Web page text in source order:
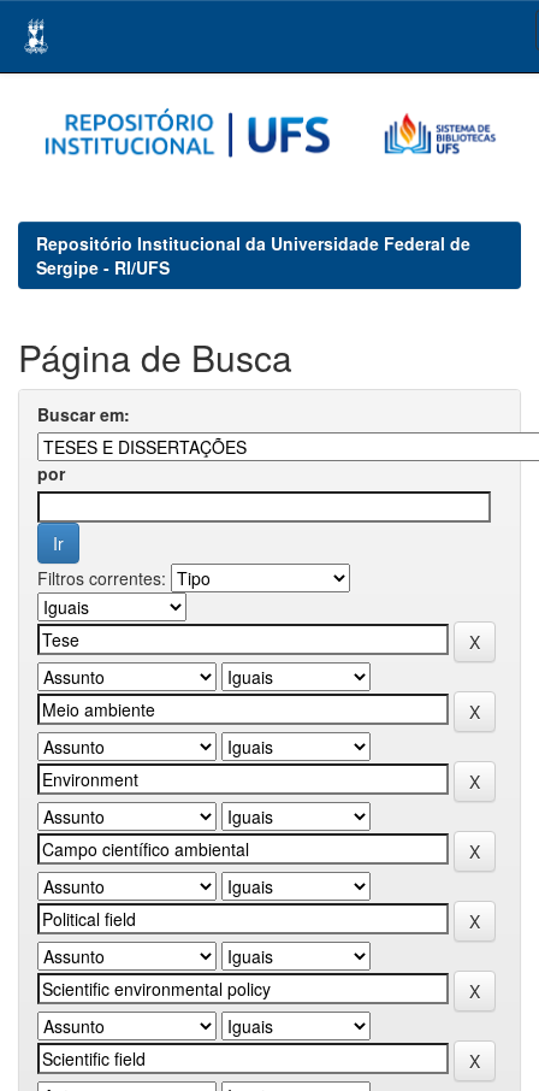
navigation
Repositório Institucional da Universidade Federal de
Sergipe - RI/UFS
Página de Busca
Buscar em:
por
Filtros correntes: